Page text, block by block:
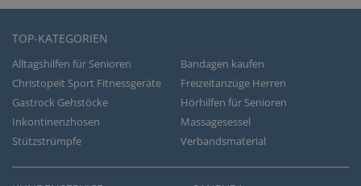
TOP-KATEGORIEN
Alltagshilfen für Senioren
Bandagen kaufen
Christopeit Sport Fitnessgeräte
Freizeitanzüge Herren
Gastrock Gehstöcke
Hörhilfen für Senioren
Inkontinenzhosen
Massagesessel
Stützstrümpfe
Verbandsmaterial